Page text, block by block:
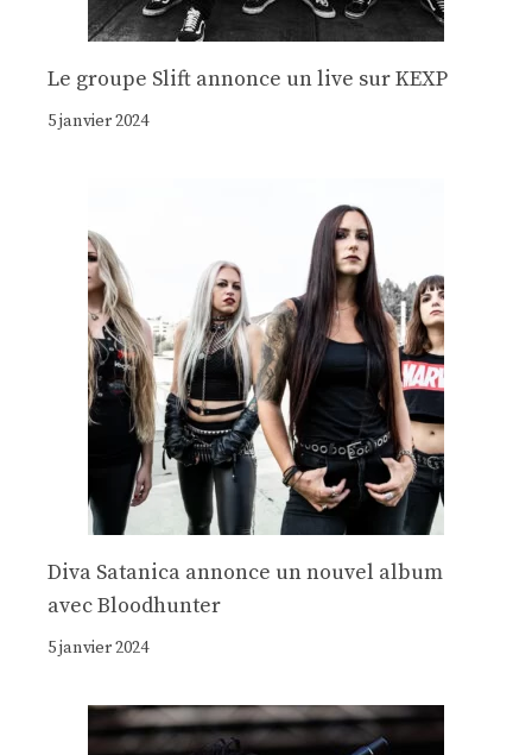
Le groupe Slift annonce un live sur KEXP
5 janvier 2024
Diva Satanica annonce un nouvel album
avec Bloodhunter
5 janvier 2024